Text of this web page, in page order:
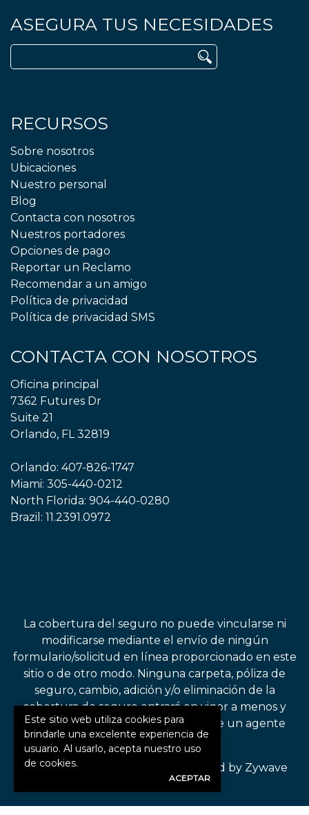
ASEGURA TUS NECESIDADES
Buscar:
RECURSOS
Sobre nosotros
Ubicaciones
Nuestro personal
Blog
Contacta con nosotros
Nuestros portadores
Opciones de pago
Reportar un Reclamo
Recomendar a un amigo
Política de privacidad
Política de privacidad SMS
CONTACTA CON NOSOTROS
Oficina principal
7362 Futures Dr
Suite 21
Orlando, FL 32819
Orlando: 407-826-1747
Miami: 305-440-0212
North Florida: 904-440-0280
Brazil: 11.2391.0972
La cobertura del seguro no puede vincularse ni
modificarse mediante el envío de ningún
formulario/solicitud en línea proporcionado en este
sitio o de otro modo. Ninguna carpeta, póliza de
seguro, cambio, adición y/o eliminación de la
cobertura de seguro entrará en vigor a menos y
hasta que lo confirme directamente un agente
autorizado.
©2026. All rights reserved. Powered by Zywave
Websites
Este sitio web utiliza cookies para
brindarle una excelente experiencia de
usuario. Al usarlo, acepta nuestro uso
de cookies.
ACEPTAR